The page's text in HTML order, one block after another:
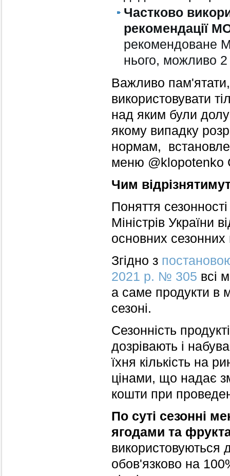
Частково
рекомендації
рекомендоване
нього, можливо
Важливо
використовувати
над яким були
якому випадку
нормам,
меню @klopotenko
Чим
Поняття
Міністрів України
основних сезонних
Згідно з
2021 р. № 305 всі
а саме продукти в
сезоні.
Сезонність
дозрівають і
їхня кількість на
цінами, що надає
кошти при
По суті сезонні
ягодами та
використовуються
обов'язково на